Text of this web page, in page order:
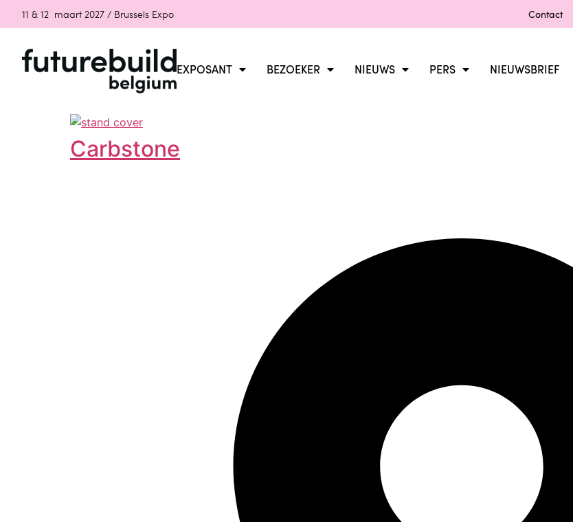
11 & 12 maart 2027 / Brussels Expo Contact
EXPOSANT BEZOEKER NIEUWS PERS NIEUWSBRIEF
Carbstone